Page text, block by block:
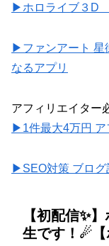
▶ホロライブ３D
▶ファンアート
なるアプリ
アフィリエイター
▶1件最大4万円 ア
▶SEO対策 ブログ
【初配信✨
生です！☄【